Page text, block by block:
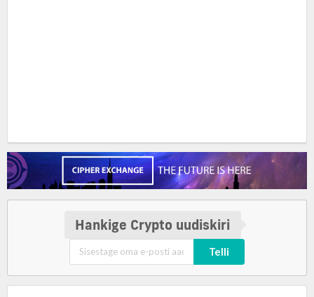
Hankige Crypto uudiskiri
Telli